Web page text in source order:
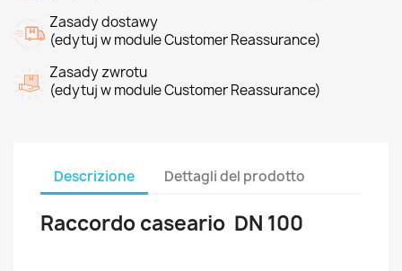
Zasady dostawy
(edytuj w module Customer Reassurance)
Zasady zwrotu
(edytuj w module Customer Reassurance)
Descrizione Dettagli del prodotto
Raccordo caseario DN 100